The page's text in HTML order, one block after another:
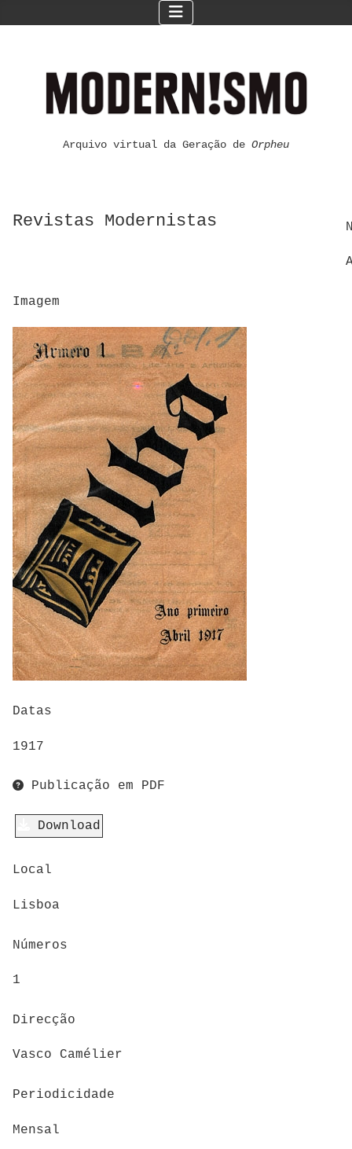
Arquivo virtual da Geração de Orpheu
Revistas Modernistas
Imagem
Datas
1917
Publicação em PDF
Download
Local
Lisboa
Números
1
Direcção
Vasco Camélier
Periodicidade
Mensal